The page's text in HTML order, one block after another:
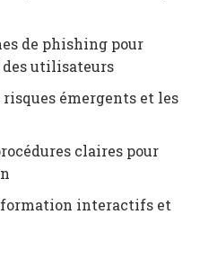
de phishing pour
utilisateurs
émergents et les
claires pour
interactifs et